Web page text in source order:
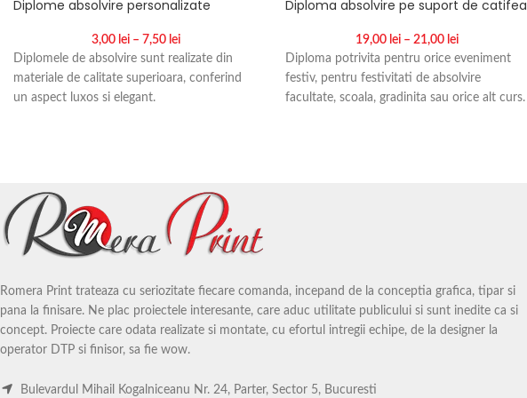
Diplome absolvire personalizate
3,00 lei – 7,50 lei
Diplomele de absolvire sunt realizate din
materiale de calitate superioara, conferind
un aspect luxos si elegant.
Diploma absolvire pe suport de catifea
19,00 lei – 21,00 lei
Diploma potrivita pentru orice eveniment
festiv, pentru festivitati de absolvire
facultate, scoala, gradinita sau orice alt curs.
Romera Print trateaza cu seriozitate fiecare comanda, incepand de la conceptia grafica, tipar si
pana la finisare. Ne plac proiectele interesante, care aduc utilitate publicului si sunt inedite ca si
concept. Proiecte care odata realizate si montate, cu efortul intregii echipe, de la designer la
operator DTP si finisor, sa fie wow.
Bulevardul Mihail Kogalniceanu Nr. 24, Parter, Sector 5, Bucuresti